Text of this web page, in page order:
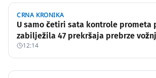
CRNA KRONIKA
U samo četiri sata kontrole prometa
zabilježila 47 prekršaja prebrze
12:14